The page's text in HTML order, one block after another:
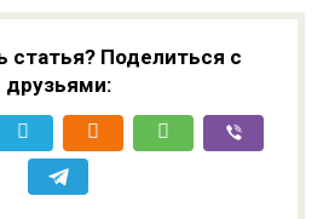
статья? Поделиться с
друзьями: